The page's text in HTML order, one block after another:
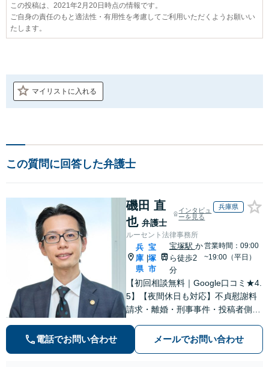
この投稿は、2021年2月20日時点の情報です。
ご自身の責任のもと適法性・有用性を考慮してご利用いただくようお願いい
たします。
マイリストに入れる
この質問に回答した弁護士
磯田 直
也 弁護士
インタビュ
ーを見る
兵庫県
ルーセント法律事務所
兵
庫
県
|
宝
塚
市
宝塚駅 か
ら徒歩2
分
営業時間：09:00
~19:00（平日）
【初回相談無料｜Google口コミ★4.
5】【夜間休日も対応】不貞慰謝料
請求・離婚・刑事事件・投稿者側発
数。オーダーメイドのサービスで問
題解決や事業の推進を強力にサポー
電話でお問い合わせ メールでお問い合わせ